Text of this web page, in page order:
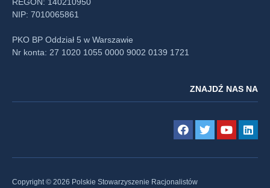
NIP: 7010065861
PKO BP Oddział 5 w Warszawie
Nr konta: 27 1020 1055 0000 9002 0139 1721
ZNAJDŹ NAS NA
Copyright © 2026 Polskie Stowarzyszenie Racjonalistów